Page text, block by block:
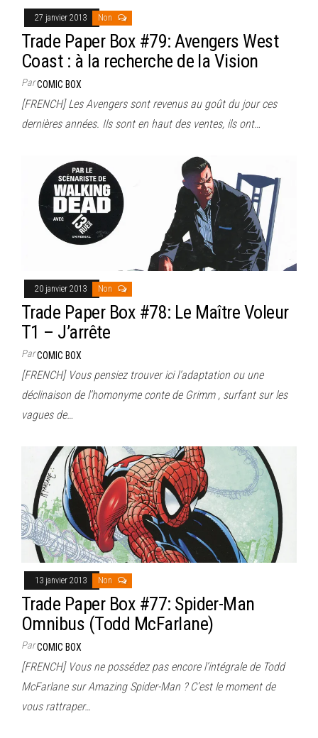
27 janvier 2013 Non
Trade Paper Box #79: Avengers West
Coast : à la recherche de la Vision
ParCOMIC BOX
[FRENCH] Les Avengers sont revenus au goût du jour ces
dernières années. Ils sont en haut des ventes, ils ont…
20 janvier 2013 Non
Trade Paper Box #78: Le Maître Voleur
T1 – J’arrête
ParCOMIC BOX
[FRENCH] Vous pensiez trouver ici l’adaptation ou une
déclinaison de l’homonyme conte de Grimm , surfant sur les
vagues de…
13 janvier 2013 Non
Trade Paper Box #77: Spider-Man
Omnibus (Todd McFarlane)
ParCOMIC BOX
[FRENCH] Vous ne possédez pas encore l’intégrale de Todd
McFarlane sur Amazing Spider-Man ? C’est le moment de
vous rattraper…